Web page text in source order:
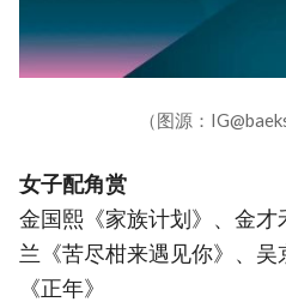
（图源：
女子配角赏
金国熙《家族计划》、金
兰《苦尽柑来遇见你》、
《正年》